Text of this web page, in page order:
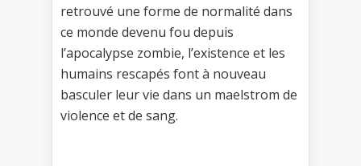
retrouvé une forme de normalité dans
ce monde devenu fou depuis
l’apocalypse zombie, l’existence et les
humains rescapés font à nouveau
basculer leur vie dans un maelstrom de
violence et de sang.